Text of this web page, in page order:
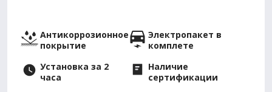
Антикоррозионное
покрытие
Электропакет в
комплете
Установка за 2
часа
Наличие
сертификации